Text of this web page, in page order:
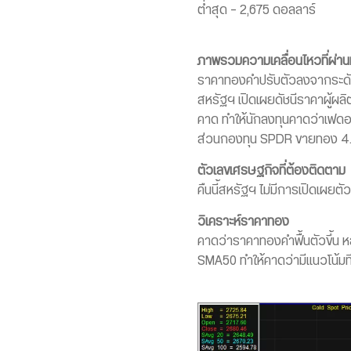
ต่ำสุด – 2,675 ดอลลาร์
ภาพรวมความเคลื่อนไหวที่ผ่า
ราคาทองคำปรับตัวลงจากระ
สหรัฐฯ เปิดเผยดัชนีราคาผู้ผลิ
คาด ทำให้นักลงทุนคาดว่าเฟด
ส่วนกองทุน SPDR ขายทอง
ตัวเลขเศรษฐกิจที่ต้องติดตาม
คืนนี้สหรัฐฯ ไม่มีการเปิดเผยตั
วิเคราะห์ราคาทอง
คาดว่าราคาทองคำฟื้นตัวขึ้น ห
SMA50 ทำให้คาดว่ามีแนวโ